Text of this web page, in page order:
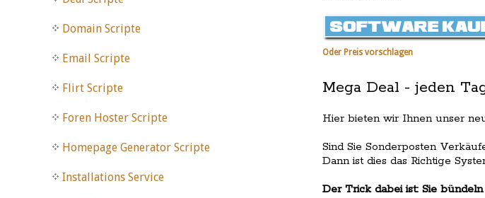
Oder Preis vorschlagen
Mega Deal - jeden
Hier bieten wir Ihnen unser
Sind Sie Sonderposten
Dann ist dies das Richtige
Der Trick dabei ist: Sie
Domain Scripte
Email Scripte
Flirt Scripte
Foren Hoster Scripte
Homepage Generator Scripte
Installations Service